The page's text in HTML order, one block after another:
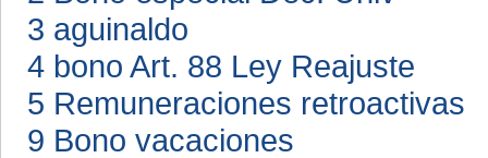
3 aguinaldo
4 bono Art. 88 Ley Reajuste
5 Remuneraciones retroactivas
9 Bono vacaciones